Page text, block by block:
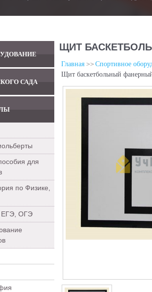
САДА
для
по Физике,
ЕГЭ, ОГЭ
ЩИТ
Главная
Спортивное
Щит баскетбольный